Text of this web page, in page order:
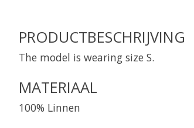
PRODUCTBESCHRIJVING
The model is wearing size S.
MATERIAAL
100% Linnen